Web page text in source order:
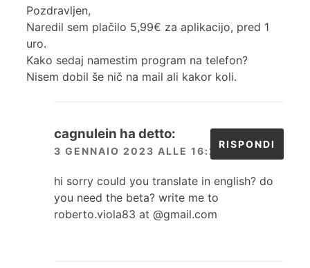
Pozdravljen,
Naredil sem plačilo 5,99€ za aplikacijo, pred 1
uro.
Kako sedaj namestim program na telefon?
Nisem dobil še nič na mail ali kakor koli.
cagnulein ha detto:
3 GENNAIO 2023 ALLE 16:21
hi sorry could you translate in english? do
you need the beta? write me to
roberto.viola83 at @gmail.com
RISPONDI